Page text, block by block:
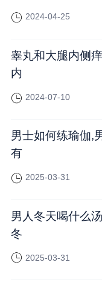
2024-04-25
睾丸和大腿内侧
内
2024-07-10
男士如何练瑜伽,
有
2025-03-31
男人冬天喝什么
冬
2025-03-31